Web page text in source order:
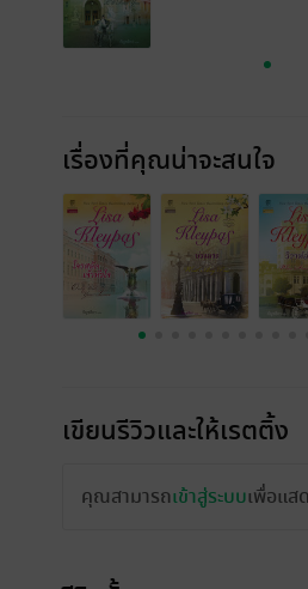
เรื่องที่คุณน่าจะสนใจ
เขียนรีวิวและให้เรตติ้ง
คุณสามารถเข้าสู่ระบบเพื่อแส